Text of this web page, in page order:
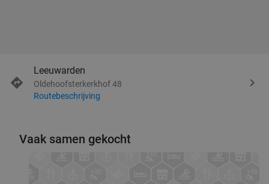
Leeuwarden
Oldehoofsterkerkhof 48
Routebeschrijving
Vaak samen gekocht